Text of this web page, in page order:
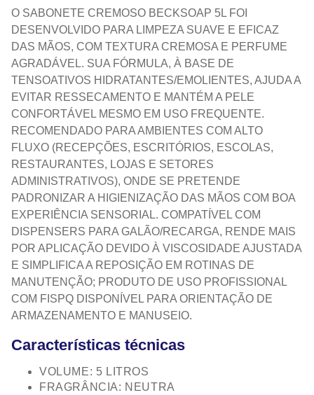
O SABONETE CREMOSO BECKSOAP 5L FOI
DESENVOLVIDO PARA LIMPEZA SUAVE E EFICAZ
DAS MÃOS, COM TEXTURA CREMOSA E PERFUME
AGRADÁVEL. SUA FÓRMULA, À BASE DE
TENSOATIVOS HIDRATANTES/EMOLIENTES, AJUDA A
EVITAR RESSECAMENTO E MANTÉM A PELE
CONFORTÁVEL MESMO EM USO FREQUENTE.
RECOMENDADO PARA AMBIENTES COM ALTO
FLUXO (RECEPÇÕES, ESCRITÓRIOS, ESCOLAS,
RESTAURANTES, LOJAS E SETORES
ADMINISTRATIVOS), ONDE SE PRETENDE
PADRONIZAR A HIGIENIZAÇÃO DAS MÃOS COM BOA
EXPERIÊNCIA SENSORIAL. COMPATÍVEL COM
DISPENSERS PARA GALÃO/RECARGA, RENDE MAIS
POR APLICAÇÃO DEVIDO À VISCOSIDADE AJUSTADA
E SIMPLIFICA A REPOSIÇÃO EM ROTINAS DE
MANUTENÇÃO; PRODUTO DE USO PROFISSIONAL
COM FISPQ DISPONÍVEL PARA ORIENTAÇÃO DE
ARMAZENAMENTO E MANUSEIO.
Características técnicas
VOLUME: 5 LITROS
FRAGRÂNCIA: NEUTRA